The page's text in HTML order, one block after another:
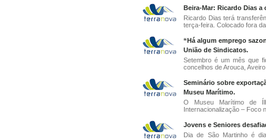
Beira-Mar: Ricardo Dias
Ricardo Dias terá
terça-feira. Colocado fora
“Há algum emprego
União de Sindicatos.
Setembro é um mês que
concelhos de Arouca,
Seminário sobre
Museu Marítimo.
O Museu Marítimo de
Internacionalização – Foco
Jovens e Seniores
Dia de São Martinho é